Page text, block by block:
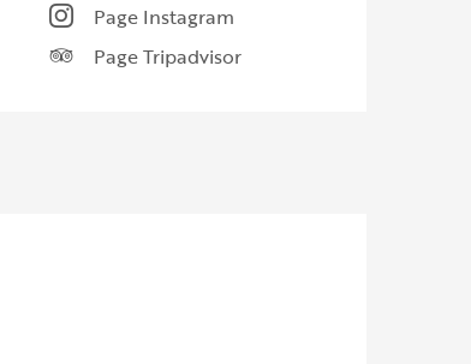
Page Instagram
Page Tripadvisor